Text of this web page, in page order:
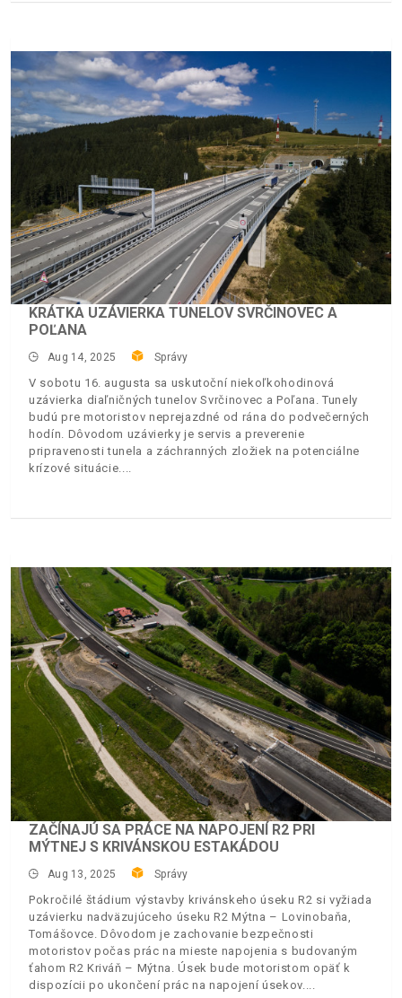
KRÁTKA UZÁVIERKA TUNELOV SVRČINOVEC A
POĽANA
Aug 14, 2025 Správy
V sobotu 16. augusta sa uskutoční niekoľkohodinová
uzávierka diaľničných tunelov Svrčinovec a Poľana. Tunely
budú pre motoristov neprejazdné od rána do podvečerných
hodín. Dôvodom uzávierky je servis a preverenie
pripravenosti tunela a záchranných zložiek na potenciálne
krízové situácie.
ZAČÍNAJÚ SA PRÁCE NA NAPOJENÍ R2 PRI
MÝTNEJ S KRIVÁNSKOU ESTAKÁDOU
Aug 13, 2025 Správy
Pokročilé štádium výstavby krivánskeho úseku R2 si vyžiada
uzávierku nadväzujúceho úseku R2 Mýtna – Lovinobaňa,
Tomášovce. Dôvodom je zachovanie bezpečnosti
motoristov počas prác na mieste napojenia s budovaným
ťahom R2 Kriváň – Mýtna. Úsek bude motoristom opäť k
dispozícii po ukončení prác na napojení úsekov.